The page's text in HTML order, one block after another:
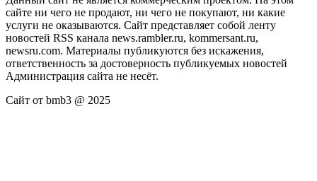
сайте ни чего не продают, ни чего не покупают, ни какие
услуги не оказываются. Сайт представляет собой ленту
новостей RSS канала news.rambler.ru, kommersant.ru,
newsru.com. Материалы публикуются без искажения,
ответственность за достоверность публикуемых новостей
Администрация сайта не несёт.
Сайт от bmb3 @ 2025